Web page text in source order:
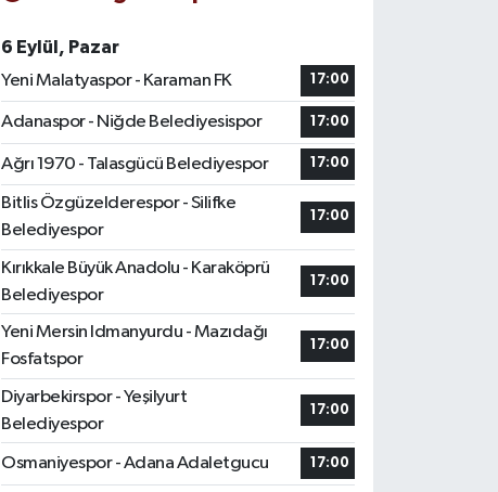
6 Eylül, Pazar
Yeni Malatyaspor - Karaman FK
17:00
Adanaspor - Niğde Belediyesispor 17:00
Ağrı 1970 - Talasgücü Belediyespor 17:00
Bitlis Özgüzelderespor - Silifke
Belediyespor
17:00
Kırıkkale Büyük Anadolu - Karaköprü
Belediyespor
17:00
Yeni Mersin Idmanyurdu - Mazıdağı
Fosfatspor
17:00
Diyarbekirspor - Yeşilyurt
Belediyespor
17:00
Osmaniyespor - Adana Adaletgucu 17:00